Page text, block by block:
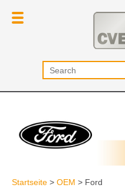
Startseite > OEM > Ford